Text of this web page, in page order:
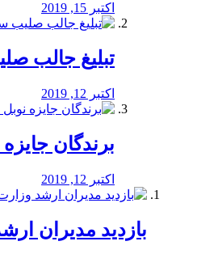
اکتبر 15, 2019
تبلیغ جالب
اکتبر 12, 2019
برندگان جایزه
اکتبر 12, 2019
بازدید مدیران